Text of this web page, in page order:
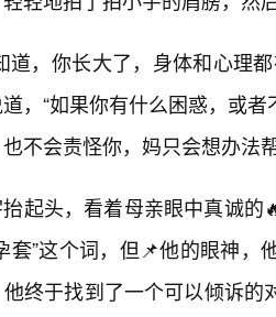
道，你长大了，身体和心理
，“如果你有什么困惑，或
不会责怪你，妈只会想办法
起头，看着母亲眼中真诚的
套”这个词，但📌他的眼神
终于找到了一个可以倾诉